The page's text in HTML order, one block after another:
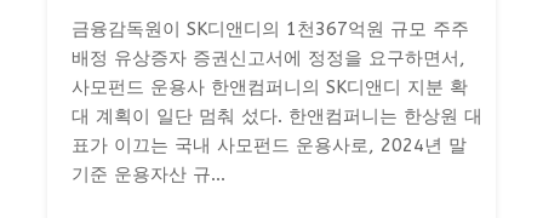
금융감독원이 SK디앤디의 1천367억원 규모 주주
배정 유상증자 증권신고서에 정정을 요구하면서,
사모펀드 운용사 한앤컴퍼니의 SK디앤디 지분 확
대 계획이 일단 멈춰 섰다. 한앤컴퍼니는 한상원 대
표가 이끄는 국내 사모펀드 운용사로, 2024년 말
기준 운용자산 규...